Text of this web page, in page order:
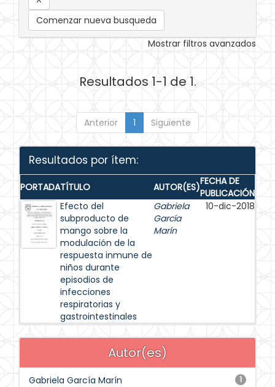
Comenzar nueva busqueda
Mostrar filtros avanzados
Resultados 1-1 de 1.
Anterior 1 Siguiente
Resultados por ítem:
PORTADATÍTULO AUTOR(ES)FECHA DE
PUBLICACIÓN
Efecto del
subproducto de
mango sobre la
modulación de la
respuesta inmune de
niños durante
episodios de
infecciones
respiratorias y
gastrointestinales
Gabriela
García
Marín
10-dic-2018
Autor(es)
1
Gabriela García Marín